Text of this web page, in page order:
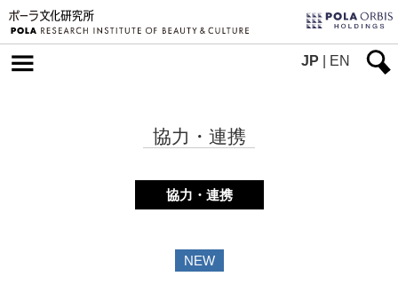
JP EN
協力・連携
協力・連携
NEW